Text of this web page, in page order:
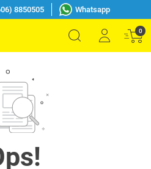
8850505 Whatsapp
0